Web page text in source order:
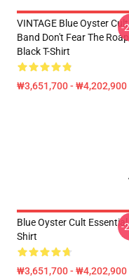
VINTAGE Blue Oyster Cult
Band Don't Fear The
Black T-Shirt
₩3,651,700 - ₩4,202,900
-
Blue Oyster Cult Essential
Shirt
₩3,651,700 - ₩4,202,900
-